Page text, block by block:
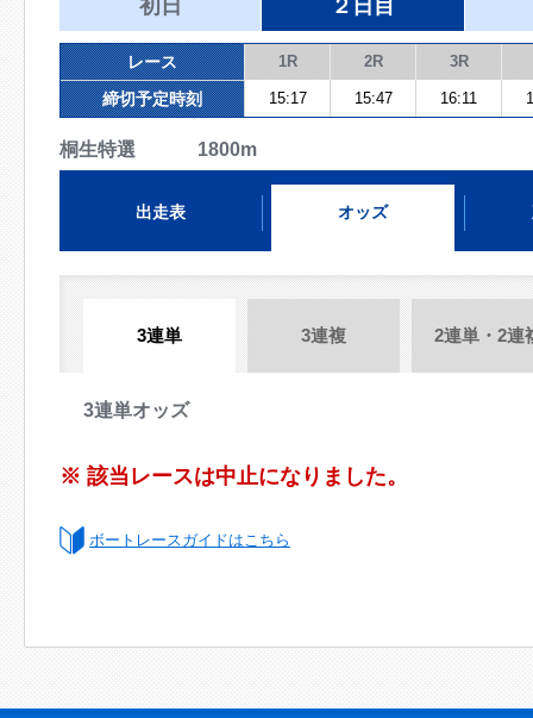
初日 ２日目
レース 1R 2R 3R
締切予定時刻 15:17 15:47 16:11
桐生特選 1800m
出走表 オッズ
3連単 3連複 2連単・2連
3連単オッズ
※ 該当レースは中止になりました。
ボートレースガイドはこちら